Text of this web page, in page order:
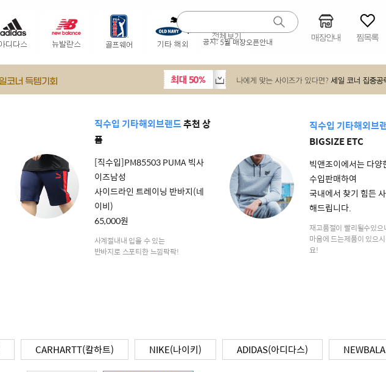
공지:5월 매장오픈안내 매장안내 찜목록
직수입 기타해외브랜드추천 상
품
[직수입]PM85503 PUMA 빅사
이즈남성
사이드라인 트레이닝 반바지(네
이비)
65,000원
사계절내내 입을 수 있는
반바지로 스포티한 느낌팍팍!
직수입 기타해외브
BIGSIZE ETC
빅앤조이에서는 다양
수입판매하여
국내에서 찾기 힘든
해드립니다.
재고품절이 빨리될수있으
마음에 드는제품이 있으
요!
CARHARTT(칼하트) NIKE(나이키) ADIDAS(아디다스)